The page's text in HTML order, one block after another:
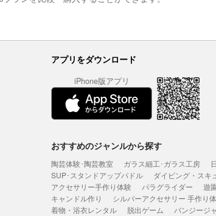
アプリをダウンロード
iPhone版アプリ
おすすめのジャンルから探す
陶芸体験･陶芸教室 ガラス細工･ガラス工房
SUP･スタンドアップパドル
ダイビング・スキ
アクセサリー手作り体験
パラグライダー 遊
キャンドル作り
シルバーアクセサリー 手作り
着物・浴衣レンタル
脱出ゲーム バンジージ